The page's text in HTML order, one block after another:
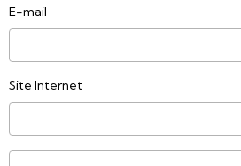
E-mail
Site Internet